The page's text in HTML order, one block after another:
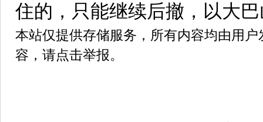
住的，只能继续后撤，以大
本站仅提供存储服务，所有内容均由用
容，请点击举报。